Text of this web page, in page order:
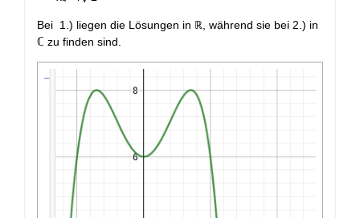
Bei 1.) liegen die Lösungen in ℝ, während sie bei 2.) in
ℂ zu finden sind.